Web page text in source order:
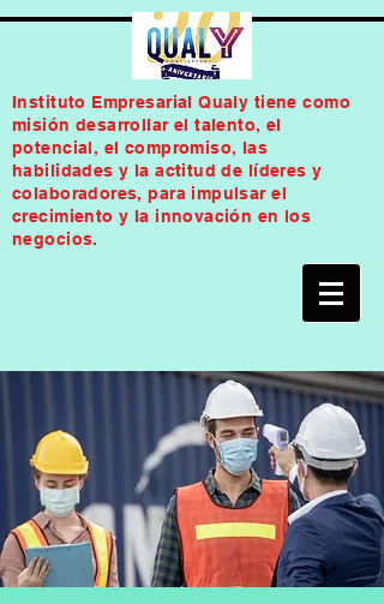
Instituto Empresarial Qualy tiene como
misión desarrollar el talento, el
potencial, el compromiso, las
habilidades y la actitud de líderes y
colaboradores, para impulsar el
crecimiento y la innovación en los
negocios.